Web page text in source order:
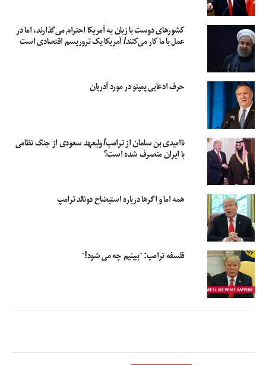
کشور‌های دوست با زبان به آمریکا احترام می‌گذارند، اما در
عمل با ما کار می‌کنند/ آمریکا یک تروریسم اقتصادی است
حرف ادعایی پمپئو در مورد آدریان
ناامیدی بن سلمان از ترامپ/ ولیعهد سعودی از جنگ نظامی
با ایران منصرف شده است؟
همه اما و اگرها درباره استیضاح دونالد ترامپ
فلسفه ترامپ: “ببینیم چه می شود!”